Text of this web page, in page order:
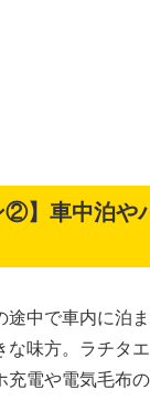
②】車中泊や
中で車内に泊ま
な味方。ラチタ
充電や電気毛布